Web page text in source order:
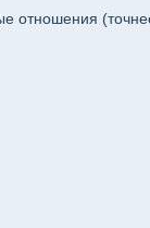
отношения